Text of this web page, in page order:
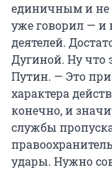
единичным и не
уже говорил — и
деятелей.
Дугиной. Ну что
Путин. — Это
характера
конечно, и
службы
удары. Нужно